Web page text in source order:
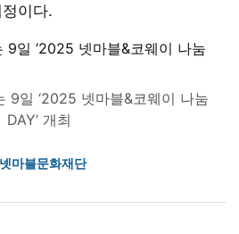
이다.
9일 ‘2025 넷마블&코웨이 나눔
DAY’ 개최
마블문화재단